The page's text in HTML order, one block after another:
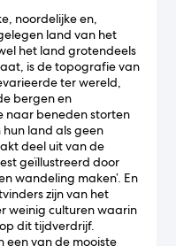
noordelijke en,
land van het
het land grotendeels
is de topografie van
ter wereld,
bergen en
naar beneden storten
land als geen
deel uit van de
geïllustreerd door
wandeling maken’. En
zijn van het
weinig culturen waarin
dit tijdverdrijf.
een van de mooiste